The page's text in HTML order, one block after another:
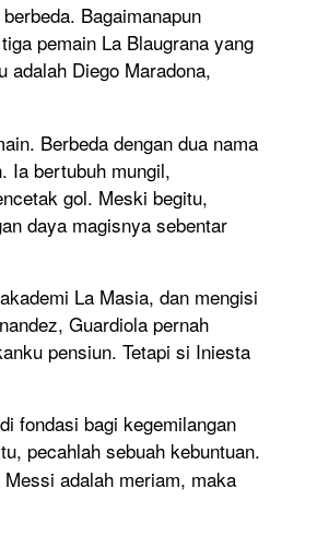
Bagaimanapun
pemain La Blaugrana yang
adalah Diego Maradona,
Berbeda dengan dua nama
Ia bertubuh mungil,
gol. Meski begitu,
daya magisnya sebentar
La Masia, dan mengisi
Guardiola pernah
pensiun. Tetapi si Iniesta
fondasi bagi kegemilangan
pecahlah sebuah kebuntuan.
adalah meriam, maka